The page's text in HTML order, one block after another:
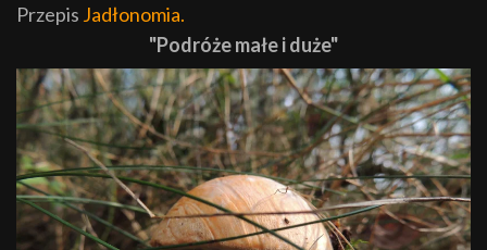
Przepis Jadłonomia.
"Podróże małe i duże"